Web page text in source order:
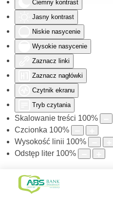
Ciemny kontrast
Jasny kontrast
Niskie nasycenie
Wysokie nasycenie
Zaznacz linki
Zaznacz nagłówki
Czytnik ekranu
Tryb czytania
Skalowanie treści 100%
Czcionka 100%
Wysokość linii 100%
Odstęp liter 100%